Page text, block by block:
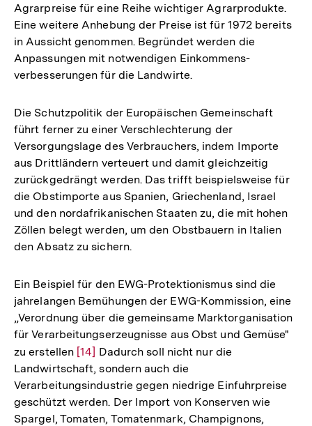
Agrarpreise für eine Reihe wichtiger Agrarprodukte.
Eine weitere Anhebung der Preise ist für 1972 bereits
in Aussicht genommen. Begründet werden die
Anpassungen mit notwendigen Einkommens-
verbesserungen für die Landwirte.
Die Schutzpolitik der Europäischen Gemeinschaft
führt ferner zu einer Verschlechterung der
Versorgungslage des Verbrauchers, indem Importe
aus Drittländern verteuert und damit gleichzeitig
zurückgedrängt werden. Das trifft beispielsweise für
die Obstimporte aus Spanien, Griechenland, Israel
und den nordafrikanischen Staaten zu, die mit hohen
Zöllen belegt werden, um den Obstbauern in Italien
den Absatz zu sichern.
Ein Beispiel für den EWG-Protektionismus sind die
jahrelangen Bemühungen der EWG-Kommission, eine
„Verordnung über die gemeinsame Marktorganisation
für Verarbeitungserzeugnisse aus Obst und Gemüse"
zu erstellen Zur
Auflösung
der
Fußnote
[14] Dadurch soll nicht nur die
Landwirtschaft, sondern auch die
Verarbeitungsindustrie gegen niedrige Einfuhrpreise
geschützt werden. Der Import von Konserven wie
Spargel, Tomaten, Tomatenmark, Champignons,